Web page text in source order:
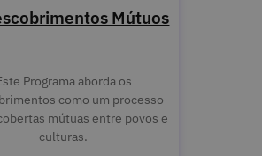
Mútuos
Programa aborda os
como um processo
mútuas entre povos e
culturas.